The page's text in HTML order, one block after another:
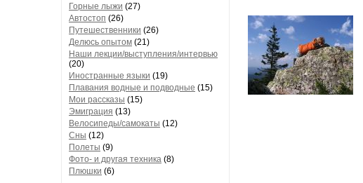
Горные лыжи (27)
Автостоп (26)
Путешественники (26)
Делюсь опытом (21)
Наши лекции/выступления/интервью
(20)
Иностранные языки (19)
Плавания водные и подводные (15)
Мои рассказы (15)
Эмиграция (13)
Велосипеды/самокаты (12)
Сны (12)
Полеты (9)
Фото- и другая техника (8)
Плюшки (6)